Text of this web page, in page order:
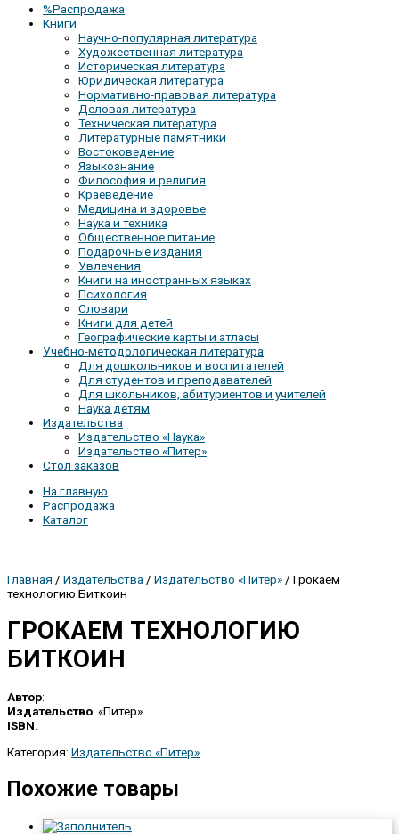
%Распродажа
Книги
Научно-популярная литература
Художественная литература
Историческая литература
Юридическая литература
Нормативно-правовая литература
Деловая литература
Техническая литература
Литературные памятники
Востоковедение
Языкознание
Философия и религия
Краеведение
Медицина и здоровье
Наука и техника
Общественное питание
Подарочные издания
Увлечения
Книги на иностранных языках
Психология
Словари
Книги для детей
Географические карты и атласы
Учебно-методологическая литература
Для дошкольников и воспитателей
Для студентов и преподавателей
Для школьников, абитуриентов и учителей
Наука детям
Издательства
Издательство «Наука»
Издательство «Питер»
Стол заказов
На главную
Распродажа
Каталог
Главная / Издательства / Издательство «Питер» / Грокаем
технологию Биткоин
ГРОКАЕМ ТЕХНОЛОГИЮ
БИТКОИН
Автор:
Издательство: «Питер»
ISBN:
Категория: Издательство «Питер»
Похожие товары